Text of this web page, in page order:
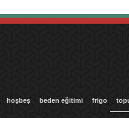
hoşbeş beden eğitimi frigo